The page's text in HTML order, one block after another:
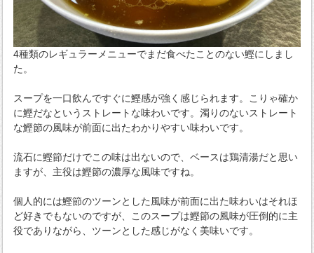
4種類のレギュラーメニューでまだ食べたことのない鰹にしまし
た。
スープを一口飲んですぐに鰹感が強く感じられます。こりゃ確か
に鰹だなというストレートな味わいです。濁りのないストレート
な鰹節の風味が前面に出たわかりやすい味わいです。
流石に鰹節だけでこの味は出ないので、ベースは鶏清湯だと思い
ますが、主役は鰹節の濃厚な風味ですね。
個人的には鰹節のツーンとした風味が前面に出た味わいはそれほ
ど好きでもないのですが、このスープは鰹節の風味が圧倒的に主
役でありながら、ツーンとした感じがなく美味いです。